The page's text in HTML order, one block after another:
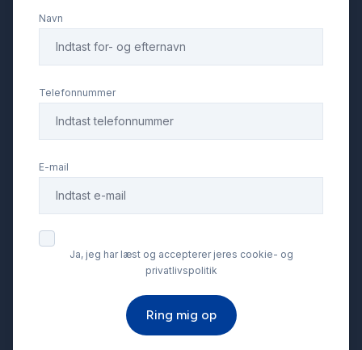
Navn
Telefonnummer
E-mail
Ja, jeg har læst og accepterer jeres cookie- og
privatlivspolitik
Ring mig op